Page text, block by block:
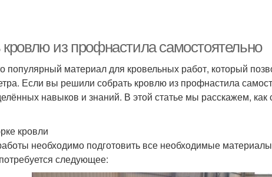
кровлю из профнастила самостоятельно
популярный материал для кровельных работ, который
Если вы решили собрать кровлю из профнастила
навыков и знаний. В этой статье мы расскажем,
кровли
необходимо подготовить все необходимые
следующее: